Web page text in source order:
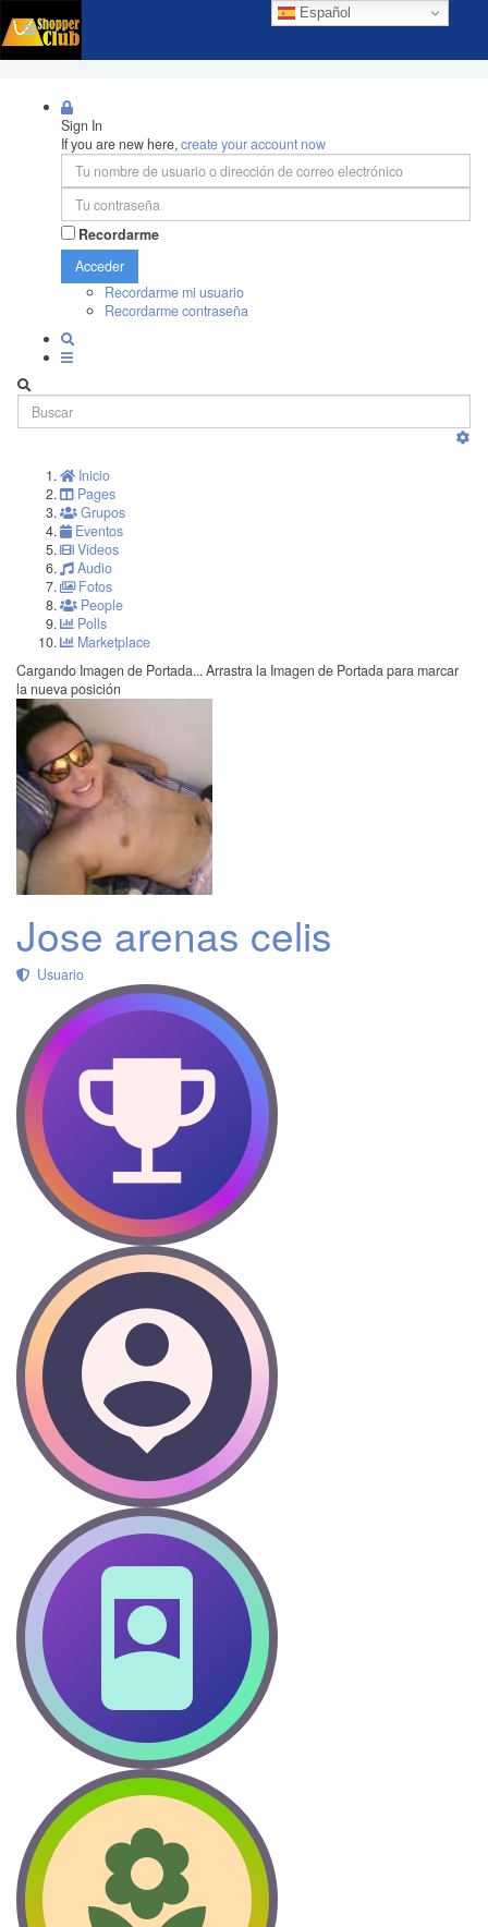
Español
Sign In
If you are new here,create your account now
Recordarme
Acceder
Recordarme mi usuario
Recordarme contraseña
Inicio
Pages
Grupos
Eventos
Videos
Audio
Fotos
People
Polls
Marketplace
Cargando Imagen de Portada... Arrastra la Imagen de Portada para marcar
la nueva posición
Jose arenas celis
Usuario